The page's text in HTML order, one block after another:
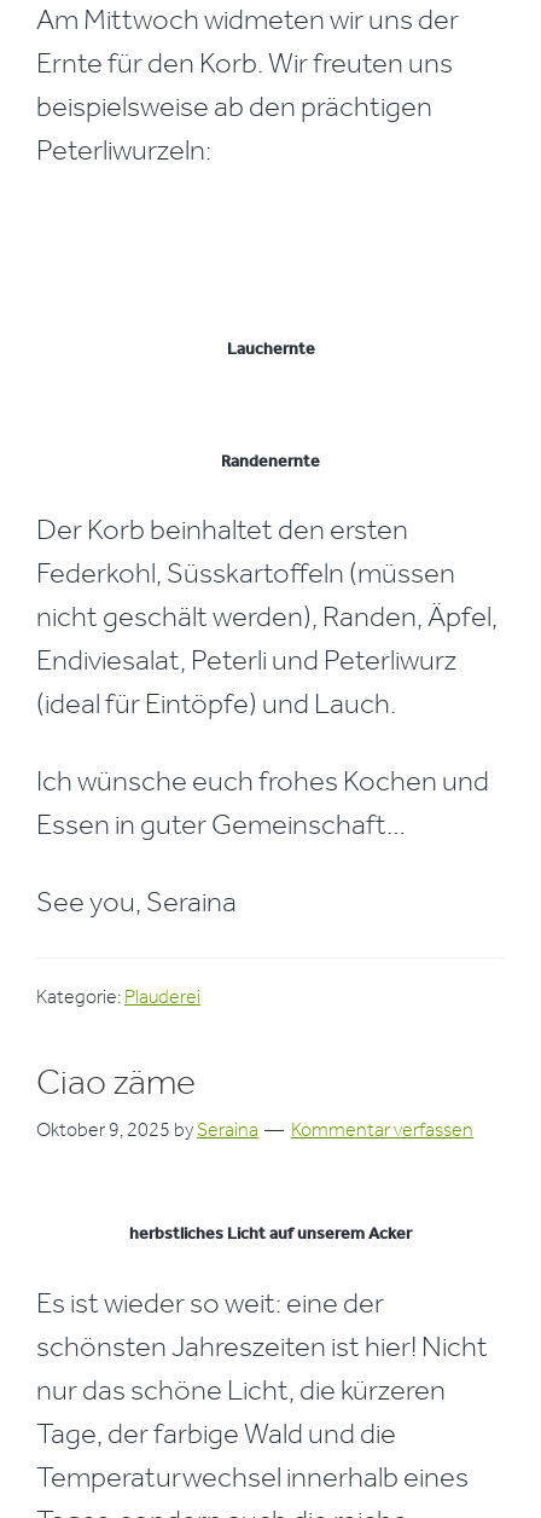
Am Mittwoch widmeten wir uns der
Ernte für den Korb. Wir freuten uns
beispielsweise ab den prächtigen
Peterliwurzeln:
Lauchernte
Randenernte
Der Korb beinhaltet den ersten
Federkohl, Süsskartoffeln (müssen
nicht geschält werden), Randen, Äpfel,
Endiviesalat, Peterli und Peterliwurz
(ideal für Eintöpfe) und Lauch.
Ich wünsche euch frohes Kochen und
Essen in guter Gemeinschaft…
See you, Seraina
Kategorie: Plauderei
Ciao zäme
Oktober 9, 2025 by Seraina Kommentar verfassen
herbstliches Licht auf unserem Acker
Es ist wieder so weit: eine der
schönsten Jahreszeiten ist hier! Nicht
nur das schöne Licht, die kürzeren
Tage, der farbige Wald und die
Temperaturwechsel innerhalb eines